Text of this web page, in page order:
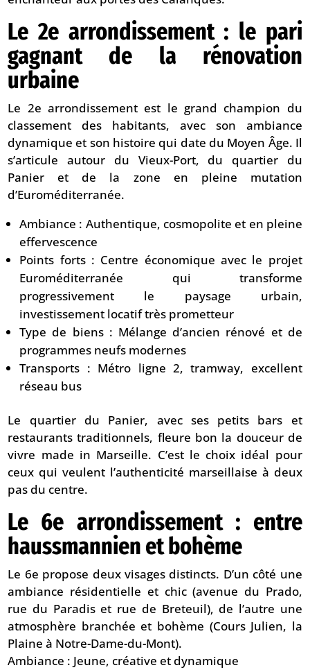
Le 2e arrondissement : le pari
gagnant de la rénovation
urbaine
Le 2e arrondissement est le grand champion du
classement des habitants, avec son ambiance
dynamique et son histoire qui date du Moyen Âge. Il
s’articule autour du Vieux-Port, du quartier du
Panier et de la zone en pleine mutation
d’Euroméditerranée.
Ambiance : Authentique, cosmopolite et en pleine
effervescence
Points forts : Centre économique avec le projet
Euroméditerranée qui transforme
progressivement le paysage urbain,
investissement locatif très prometteur
Type de biens : Mélange d’ancien rénové et de
programmes neufs modernes
Transports : Métro ligne 2, tramway, excellent
réseau bus
Le quartier du Panier, avec ses petits bars et
restaurants traditionnels, fleure bon la douceur de
vivre made in Marseille. C’est le choix idéal pour
ceux qui veulent l’authenticité marseillaise à deux
pas du centre.
Le 6e arrondissement : entre
haussmannien et bohème
Le 6e propose deux visages distincts. D’un côté une
ambiance résidentielle et chic (avenue du Prado,
rue du Paradis et rue de Breteuil), de l’autre une
atmosphère branchée et bohème (Cours Julien, la
Plaine à Notre-Dame-du-Mont).
Ambiance : Jeune, créative et dynamique